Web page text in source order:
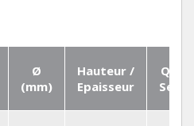
Ø
(mm)
Hauteur /
Epaisseur
Qté
Seg.